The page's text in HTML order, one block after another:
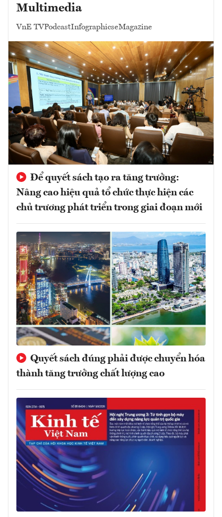
Multimedia
VnE TVPodcastInfographicseMagazine
Để quyết sách tạo ra tăng trưởng:
Nâng cao hiệu quả tổ chức thực hiện các
chủ trương phát triển trong giai đoạn mới
Quyết sách đúng phải được chuyển hóa
thành tăng trưởng chất lượng cao